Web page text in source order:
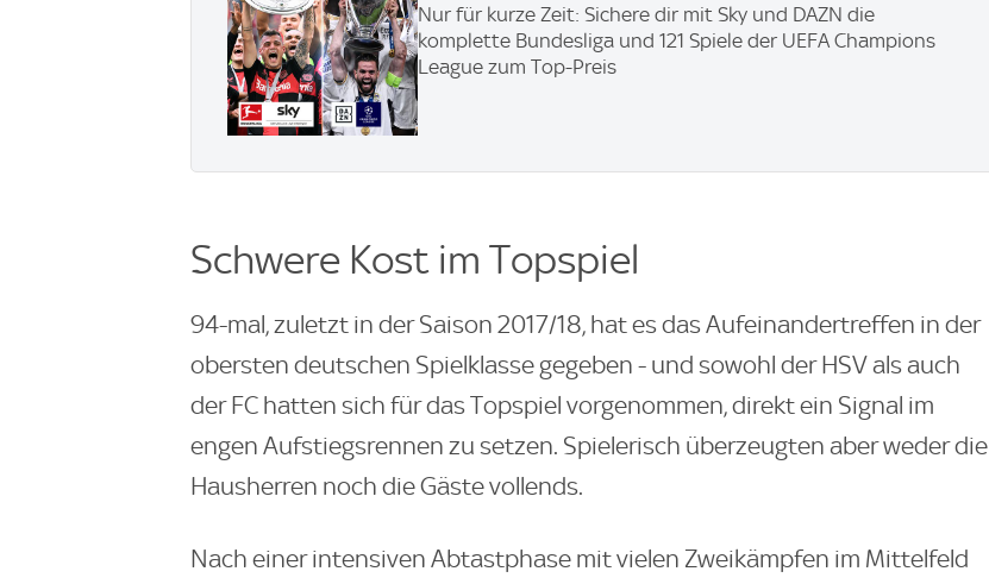
Nur für kurze Zeit: Sichere dir mit Sky und DAZN die
komplette Bundesliga und 121 Spiele der UEFA Champions
League zum Top-Preis
Schwere Kost im Topspiel
94-mal, zuletzt in der Saison 2017/18, hat es das Aufeinandertreffen in der
obersten deutschen Spielklasse gegeben - und sowohl der HSV als auch
der FC hatten sich für das Topspiel vorgenommen, direkt ein Signal im
engen Aufstiegsrennen zu setzen. Spielerisch überzeugten aber weder die
Hausherren noch die Gäste vollends.
Nach einer intensiven Abtastphase mit vielen Zweikämpfen im Mittelfeld